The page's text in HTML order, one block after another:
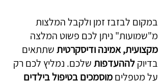
במקום לבזבז זמן ולקבל המלצות
מ"שמועות" ניתן לכם פשוט המלצה
מקצועית,אמינה ודיסקרטית שתתאים
בדיוק לההעדפות שלכם. נמליץ לכם רק
על מטפלים מוסמכים בטיפול בילדים